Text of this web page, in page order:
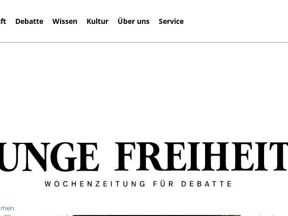
Debatte Wissen Kultur Über uns Service